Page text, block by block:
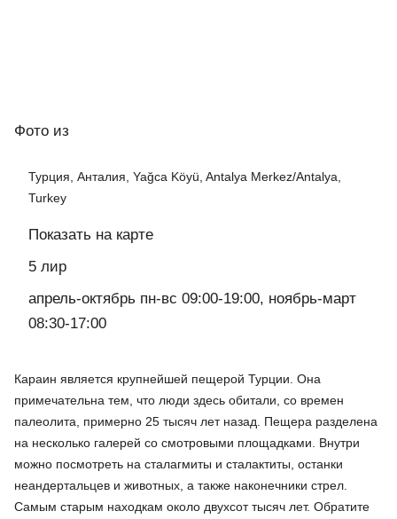
Фото из
Турция, Анталия, Yağca Köyü, Antalya Merkez/Antalya,
Turkey
Показать на карте
5 лир
апрель-октябрь пн-вс 09:00-19:00, ноябрь-март
08:30-17:00
Караин является крупнейшей пещерой Турции. Она
примечательна тем, что люди здесь обитали, со времен
палеолита, примерно 25 тысяч лет назад. Пещера разделена
на несколько галерей со смотровыми площадками. Внутри
можно посмотреть на сталагмиты и сталактиты, останки
неандертальцев и животных, а также наконечники стрел.
Самым старым находкам около двухсот тысяч лет. Обратите